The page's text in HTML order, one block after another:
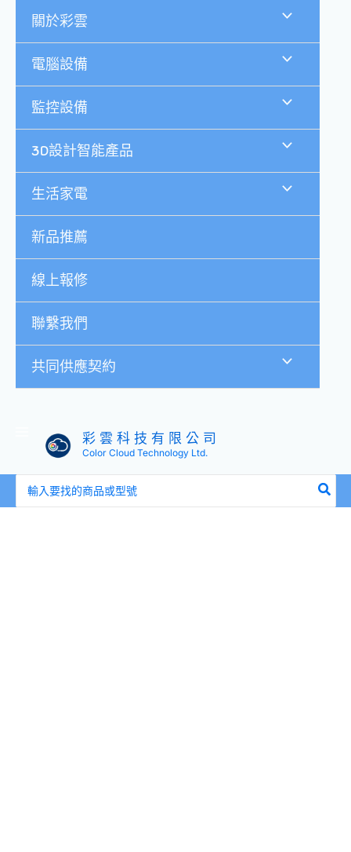
關於彩雲
電腦設備
監控設備
3D設計智能產品
生活家電
新品推薦
線上報修
聯繫我們
共同供應契約
彩 雲 科 技 有 限 公 司
Color Cloud Technology Ltd.
尋：